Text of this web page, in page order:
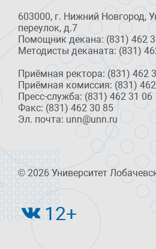
603000, г. Нижний Новгород,
переулок, д.7
Помощник декана: (831) 462
Методисты деканата: (831)
Приёмная ректора: (831) 462
Приёмная комиссия: (831)
Пресс-служба: (831) 462 31 06
Факс: (831) 462 30 85
Эл. почта: unn@unn.ru
© 2026 Университет
12+